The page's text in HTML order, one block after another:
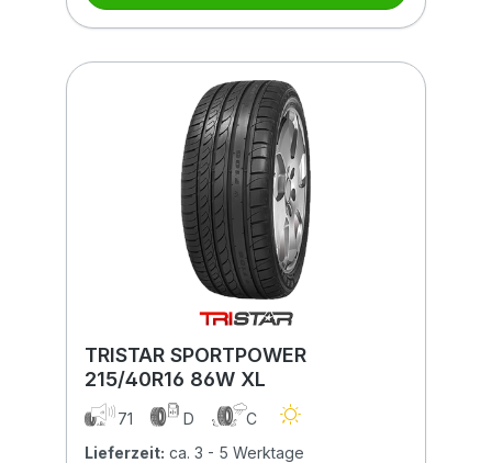
TRISTAR SPORTPOWER
215/40R16 86W XL
71 D
C
Lieferzeit: ca. 3 - 5 Werktage